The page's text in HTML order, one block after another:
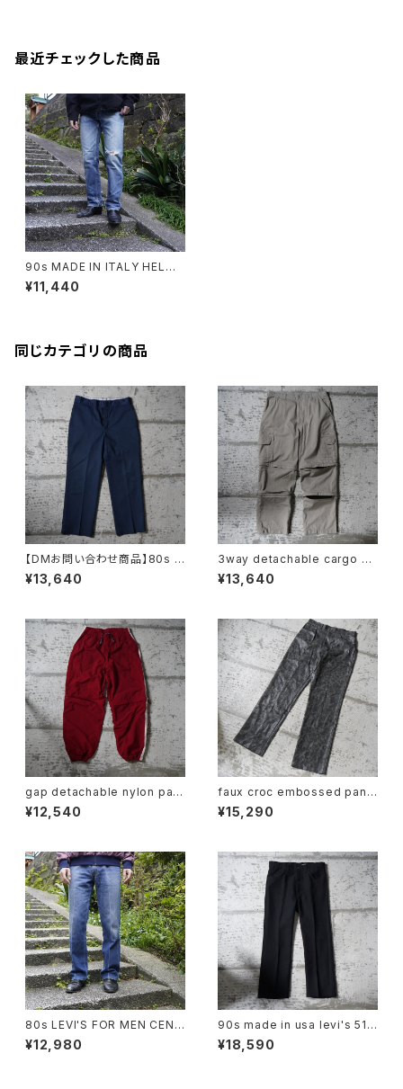
最近チェックした商品
90s MADE IN ITALY HELMU
T LANG JEANS BLUE
¥11,440
同じカテゴリの商品
【DMお問い合わせ商品】80s m
ade in usa dickies work pa
nts
¥13,640
3way detachable cargo pa
nts usa
¥13,640
gap detachable nylon pant
s
¥12,540
faux croc embossed pant
s
¥15,290
80s LEVI'S FOR MEN CENT
ER CREASE DENIM JEANS
¥12,980
90s made in usa levi's 517
polyester pants
¥18,590